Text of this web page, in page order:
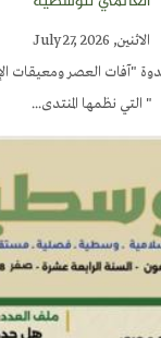
الاثنين, July 27, 2026
"آفات العصر ومعيقات
" التي نظمها المنتدى...